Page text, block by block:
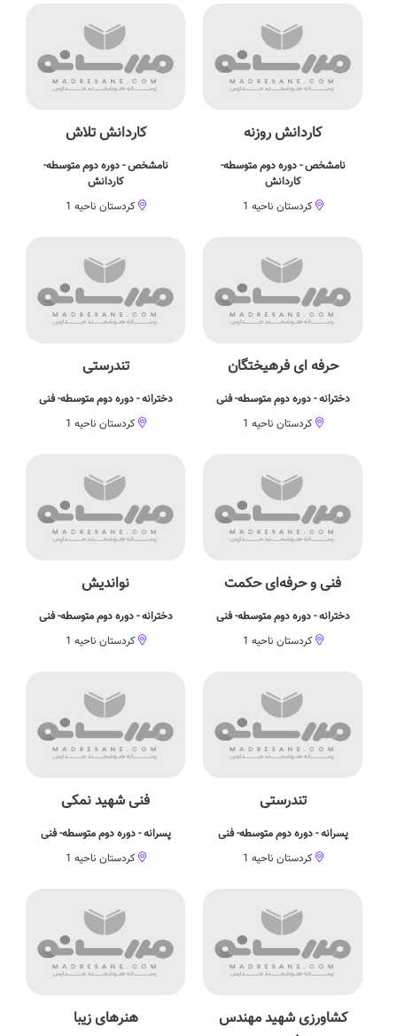
کاردانش روزنه
نامشخص - دوره دوم متوسطه-
کاردانش
کردستان ناحیه 1
کاردانش تلاش
نامشخص - دوره دوم متوسطه-
کاردانش
کردستان ناحیه 1
حرفه ای فرهیختگان
دخترانه - دوره دوم متوسطه- فنی
کردستان ناحیه 1
تندرستی
دخترانه - دوره دوم متوسطه- فنی
کردستان ناحیه 1
فنی و حرفه‌ای حکمت
دخترانه - دوره دوم متوسطه- فنی
کردستان ناحیه 1
نواندیش
دخترانه - دوره دوم متوسطه- فنی
کردستان ناحیه 1
تندرستی
پسرانه - دوره دوم متوسطه- فنی
کردستان ناحیه 1
فنی شهید نمکی
پسرانه - دوره دوم متوسطه- فنی
کردستان ناحیه 1
کشاورزی شهید مهندس
هنرهای زیبا